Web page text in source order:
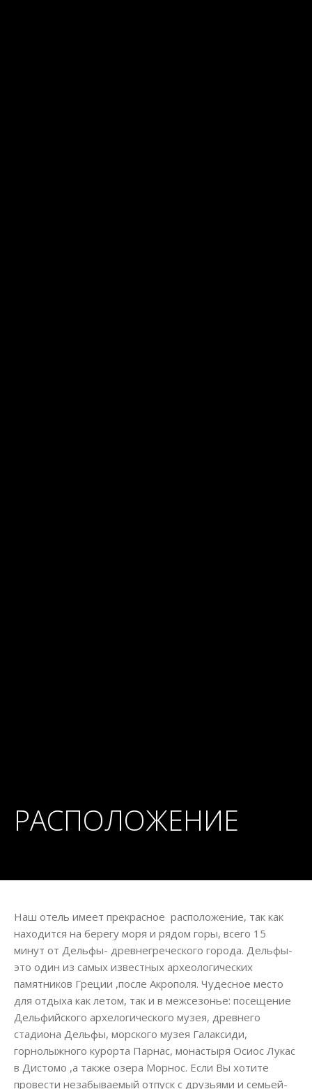
РАСПОЛОЖЕНИЕ
Наш отель имеет прекрасное расположение, так как
находится на берегу моря и рядом горы, всего 15
минут от Дельфы- древнегреческого города. Дельфы-
это один из самых известных археологических
памятников Греции ,после Акрополя. Чудесное место
для отдыха как летом, так и в межсезонье: посещение
Дельфийского архелогического музея, древнего
стадиона Дельфы, морского музея Галаксиди,
горнолыжного курорта Парнас, монастыря Осиос Лукас
в Дистомо ,а также озера Морнос. Если Вы хотите
провести незабываемый отпуск с друзьями и семьей-